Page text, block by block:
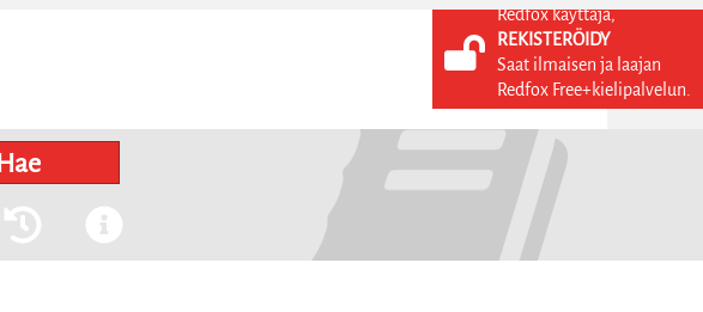
KIRJAUDU SISÄÄN
REKISTERÖIDY
Hae
Redfox käyttäjä,
REKISTERÖIDY
Saat ilmaisen ja laajan
Redfox Free+kielipalvelun.